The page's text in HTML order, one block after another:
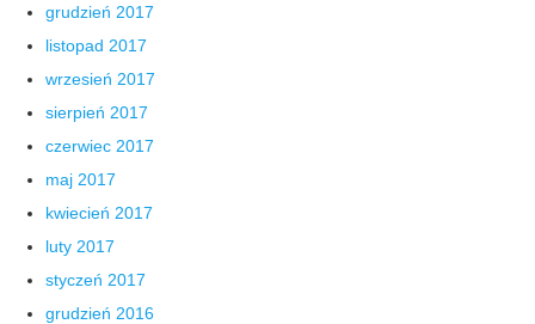
grudzień 2017
listopad 2017
wrzesień 2017
sierpień 2017
czerwiec 2017
maj 2017
kwiecień 2017
luty 2017
styczeń 2017
grudzień 2016